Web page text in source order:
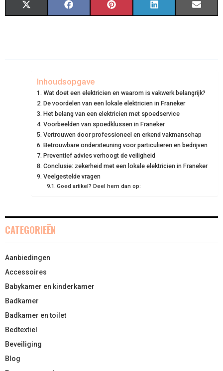
R
E
O
N
W
T
T
E
R
)
R
O
N
E
O
O
K
R
O
N
T
R
E
S
T
R
O
N
K
D
I
N
R
O
I
Inhoudsopgave
Wat doet een elektricien en waarom is vakwerk belangrijk?
De voordelen van een lokale elektricien in Franeker
Het belang van een elektricien met spoedservice
Voorbeelden van spoedklussen in Franeker
Vertrouwen door professioneel en erkend vakmanschap
Betrouwbare ondersteuning voor particulieren en bedrijven
Preventief advies verhoogt de veiligheid
Conclusie: zekerheid met een lokale elektricien in Franeker
Veelgestelde vragen
Goed artikel? Deel hem dan op:
CATEGORIEËN
Aanbiedingen
Accessoires
Babykamer en kinderkamer
Badkamer
Badkamer en toilet
Bedtextiel
Beveiliging
Blog